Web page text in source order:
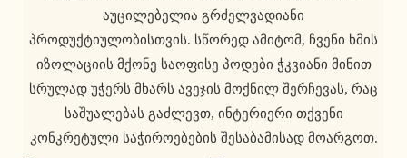
აუცილებელია გრძელვადიანი
პროდუქტიულობისთვის. სწორედ ამიტომ, ჩვენი ხმის
იზოლაციის მქონე საოფისე პოდები ჭკვიანი მინით
სრულად უჭერს მხარს ავეჯის მოქნილ შერჩევას, რაც
საშუალებას გაძლევთ, ინტერიერი თქვენი
კონკრეტული საჭიროებების შესაბამისად მოარგოთ.